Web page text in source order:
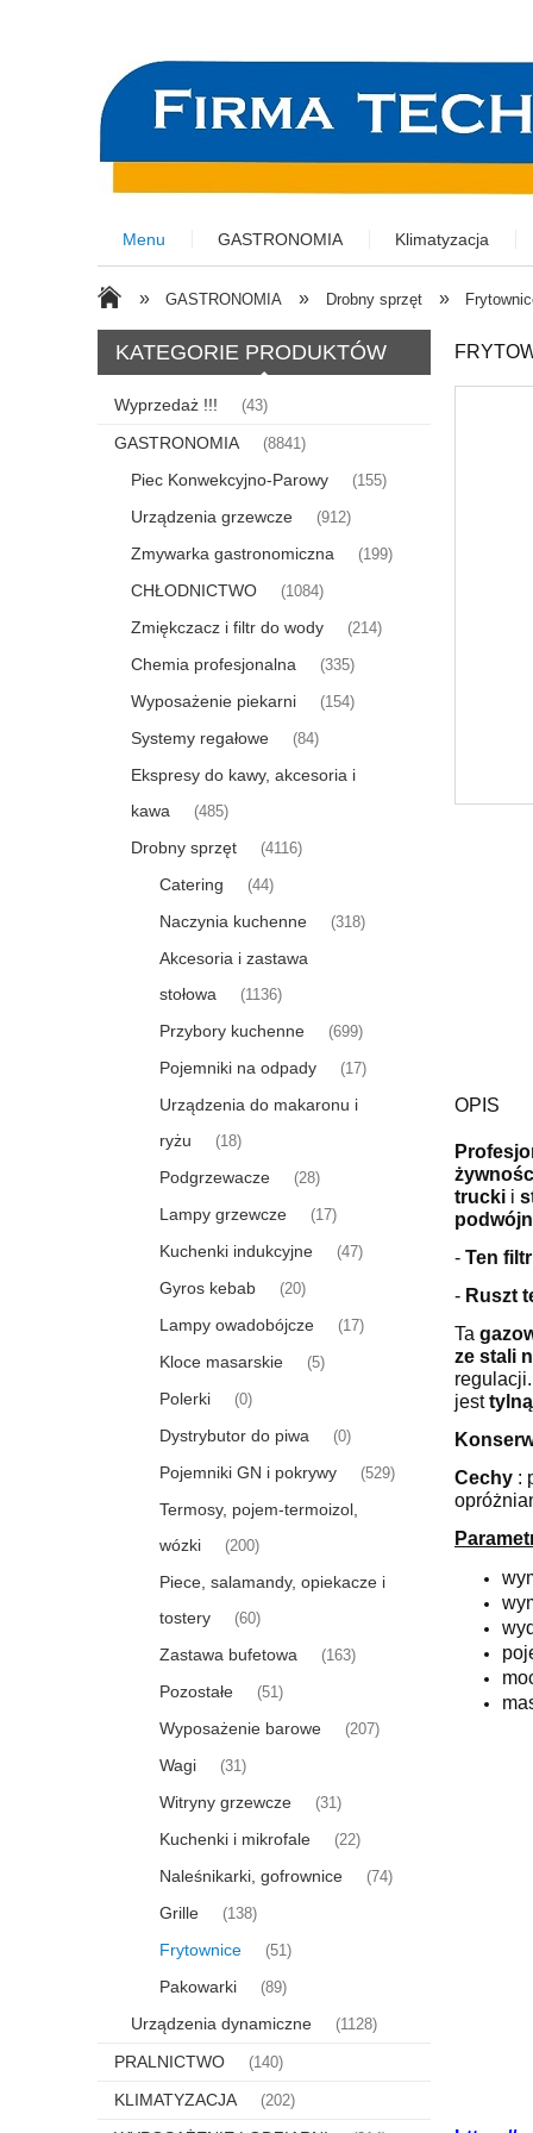
Menu GASTRONOMIA Klimatyzacja
» GASTRONOMIA » Drobny sprzęt »
KATEGORIE PRODUKTÓW
Wyprzedaż !!! (43)
GASTRONOMIA (8841)
Piec Konwekcyjno-Parowy (155)
Urządzenia grzewcze (912)
Zmywarka gastronomiczna (199)
CHŁODNICTWO (1084)
Zmiękczacz i filtr do wody (214)
Chemia profesjonalna (335)
Wyposażenie piekarni (154)
Systemy regałowe (84)
Ekspresy do kawy, akcesoria i
kawa
(485)
Drobny sprzęt (4116)
Catering (44)
Naczynia kuchenne (318)
Akcesoria i zastawa
stołowa
(1136)
Przybory kuchenne (699)
Pojemniki na odpady (17)
Urządzenia do makaronu i
ryżu
(18)
Podgrzewacze (28)
Lampy grzewcze (17)
Kuchenki indukcyjne (47)
Gyros kebab (20)
Lampy owadobójcze (17)
Kloce masarskie (5)
Polerki (0)
Dystrybutor do piwa (0)
Pojemniki GN i pokrywy (529)
Termosy, pojem-termoizol,
wózki
(200)
Piece, salamandy, opiekacze i
tostery
(60)
Zastawa bufetowa (163)
Pozostałe (51)
Wyposażenie barowe (207)
Wagi (31)
Witryny grzewcze (31)
Kuchenki i mikrofale (22)
Naleśnikarki, gofrownice (74)
Grille (138)
Frytownice (51)
Pakowarki (89)
Urządzenia dynamiczne (1128)
PRALNICTWO (140)
KLIMATYZACJA (202)
OPIS
trucki i
- Ten
- Ruszt
Ta
ze stali
jest
Cechy :